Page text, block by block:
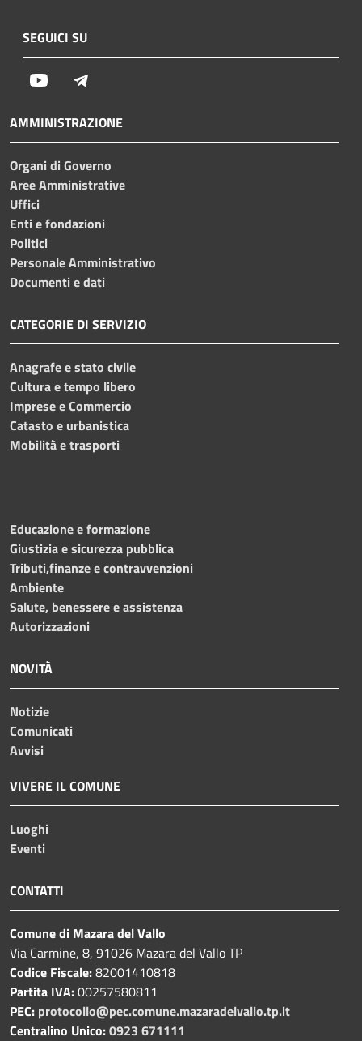
SEGUICI SU
Youtube
AMMINISTRAZIONE
Organi di Governo
Aree Amministrative
Uffici
Enti e fondazioni
Politici
Personale Amministrativo
Documenti e dati
CATEGORIE DI SERVIZIO
Anagrafe e stato civile
Cultura e tempo libero
Imprese e Commercio
Catasto e urbanistica
Mobilità e trasporti
Educazione e formazione
Giustizia e sicurezza pubblica
Tributi,finanze e contravvenzioni
Ambiente
Salute, benessere e assistenza
Autorizzazioni
NOVITÀ
Notizie
Comunicati
Avvisi
VIVERE IL COMUNE
Luoghi
Eventi
CONTATTI
Comune di Mazara del Vallo
Via Carmine, 8, 91026 Mazara del Vallo TP
Codice Fiscale:82001410818
Partita IVA:00257580811
PEC: protocollo@pec.comune.mazaradelvallo.tp.it
Centralino Unico:0923 671111